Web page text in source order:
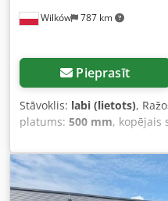
Wilków 787 km
Pieprasīt
Stāvoklis: labi (lietots),
platums: 500 mm, kopējais
iekārtas/transportlīdzekļa
axial flow Dsdpfx Asvr
1660 Gads: 1987
5,00 m Aprīkojums: salmu